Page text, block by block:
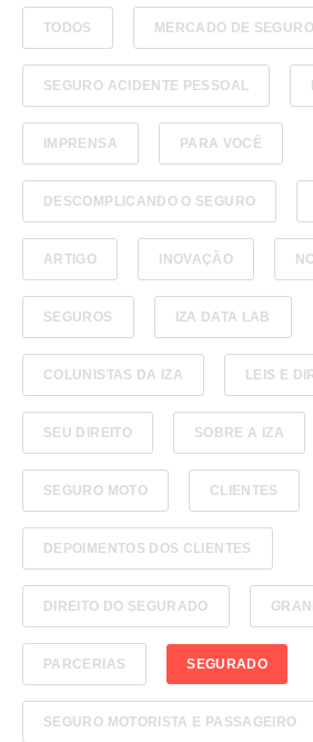
TODOS MERCADO DE
SEGURO ACIDENTE PESSOAL
IMPRENSA PARA VOCÊ
DESCOMPLICANDO O SEGURO
ARTIGO INOVAÇÃO
SEGUROS IZA DATA LAB
COLUNISTAS DA IZA LEIS E
SEU DIREITO SOBRE A IZA
SEGURO MOTO CLIENTES
DEPOIMENTOS DOS CLIENTES
DIREITO DO SEGURADO
PARCERIAS SEGURADO
SEGURO MOTORISTA E PASSAGEIRO